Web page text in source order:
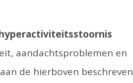
aandachtsproblemen en
de hierboven beschreven